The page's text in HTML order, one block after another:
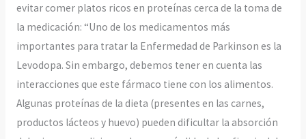
evitar comer platos ricos en proteínas cerca de la toma de
la medicación: “Uno de los medicamentos más
importantes para tratar la Enfermedad de Parkinson es la
Levodopa. Sin embargo, debemos tener en cuenta las
interacciones que este fármaco tiene con los alimentos.
Algunas proteínas de la dieta (presentes en las carnes,
productos lácteos y huevo) pueden dificultar la absorción